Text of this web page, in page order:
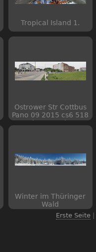
Tropical Island 1.
Ostrower Str Cottbus
Pano 09 2015 cs6 518
lr5 01 web
Winter im Thüringer
Wald
Erste Seite